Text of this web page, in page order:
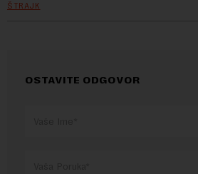
ŠTRAJK
OSTAVITE ODGOVOR